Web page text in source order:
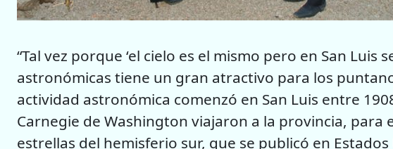
“Tal vez porque ‘el cielo es el mismo pero en San Luis
astronómicas tiene un gran atractivo para los
actividad astronómica comenzó en San Luis entre
Carnegie de Washington viajaron a la provincia,
estrellas del hemisferio sur, que se publicó en